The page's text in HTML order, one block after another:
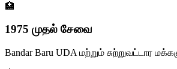
🏥
1975 முதல் சேவை
Bandar Baru UDA மற்றும்